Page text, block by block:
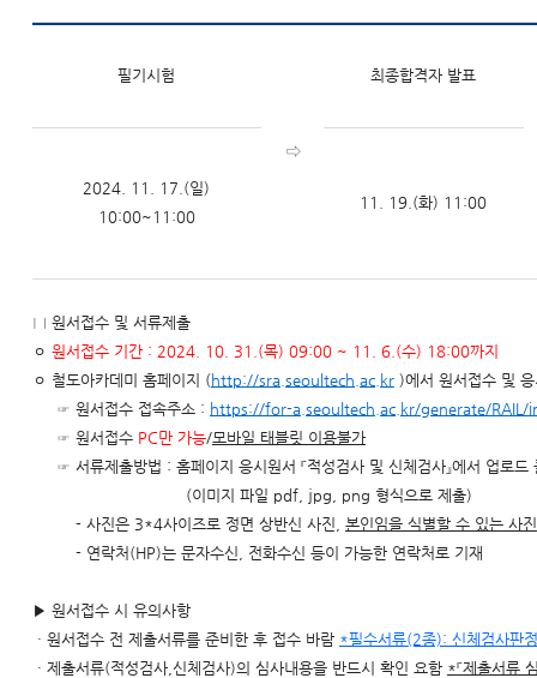
필기시험
⇨
최종합격자 발표
2024. 11. 17.(일)
10:00~11:00
11. 19.(화) 11:00
□ 원서접수 및 서류제출
ㅇ 원서접수 기간 : 2024. 10. 31.(목) 09:00 ~ 11. 6.(수) 18:00까지
ㅇ 철도아카데미 홈페이지 (http://sra.seoultech.ac.kr)에서 원서접수 및 응
☞ 원서접수 접속주소 : https://for-a.seoultech.ac.kr/generate/RAIL/
☞ 원서접수PC만 가능/모바일 태블릿 이용불가
☞ 서류제출방법 : 홈페이지 응시원서 『적성검사 및 신체검사』에서 업로드
(이미지 파일 pdf, jpg, png 형식으로 제출)
- 사진은 3*4사이즈로 정면 상반신 사진, 본인임을 식별할 수 있는 사진
- 연락처(HP)는 문자수신, 전화수신 등이 가능한 연락처로 기재
▶ 원서접수 시 유의사항
· 원서접수 전 제출서류를 준비한 후 접수 바람 *필수서류(2종): 신체검사판
· 제출서류(적성검사,신체검사)의 심사내용을 반드시 확인 요함 *『제출서류